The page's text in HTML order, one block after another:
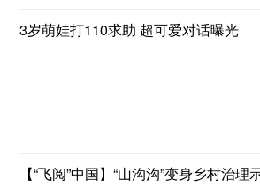
3岁萌娃打110求助 超可爱对话曝光
【“飞阅”中国】“山沟沟”变身乡村治理